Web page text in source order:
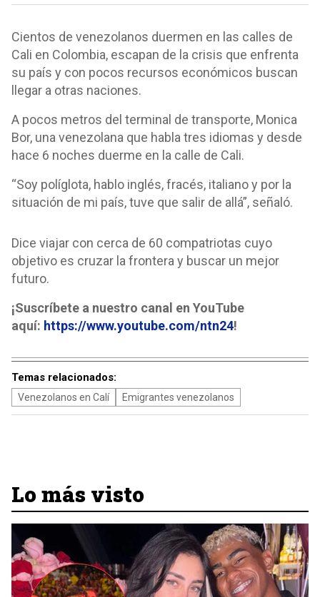
Cientos de venezolanos duermen en las calles de
Cali en Colombia, escapan de la crisis que enfrenta
su país y con pocos recursos económicos buscan
llegar a otras naciones.
A pocos metros del terminal de transporte, Monica
Bor, una venezolana que habla tres idiomas y desde
hace 6 noches duerme en la calle de Cali.
“Soy políglota, hablo inglés, fracés, italiano y por la
situación de mi país, tuve que salir de allá”, señaló.
Dice viajar con cerca de 60 compatriotas cuyo
objetivo es cruzar la frontera y buscar un mejor
futuro.
¡Suscríbete a nuestro canal en YouTube
aquí: https://www.youtube.com/ntn24!
Temas relacionados:
Venezolanos en Calí Emigrantes venezolanos
Lo más visto